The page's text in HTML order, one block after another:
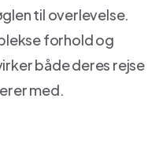
til overlevelse.
forhold og
både deres rejse
med.